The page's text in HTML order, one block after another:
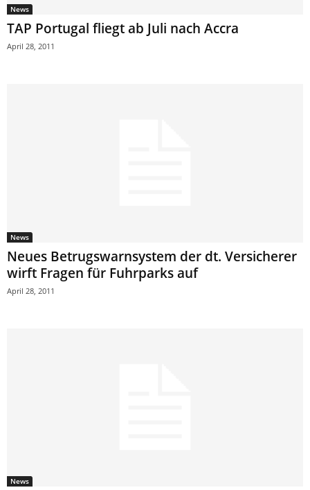
News
TAP Portugal fliegt ab Juli nach Accra
April 28, 2011
News
Neues Betrugswarnsystem der dt. Versicherer
wirft Fragen für Fuhrparks auf
April 28, 2011
News